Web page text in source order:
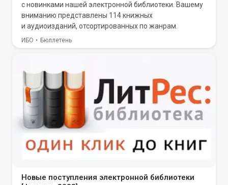
с новинками нашей электронной библиотеки. Вашему
вниманию представлены 114 книжных
и аудиоизданий, отсортированных по жанрам.
ИБО Бюллетень
Новые поступления электронной библиотеки